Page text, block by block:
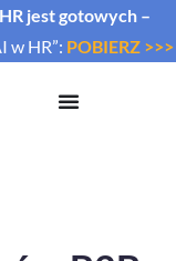
jest gotowych –
w HR”: POBIERZ >>>